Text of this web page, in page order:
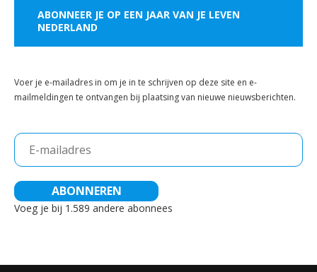
ABONNEER JE OP EEN JAAR VAN JE LEVEN
NEDERLAND
Voer je e-mailadres in om je in te schrijven op deze site en e-
mailmeldingen te ontvangen bij plaatsing van nieuwe nieuwsberichten.
E-
mailadres
ABONNEREN
Voeg je bij 1.589 andere abonnees